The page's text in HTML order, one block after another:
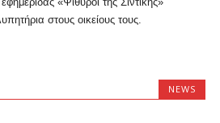
στους οικείους τους.
NEWS